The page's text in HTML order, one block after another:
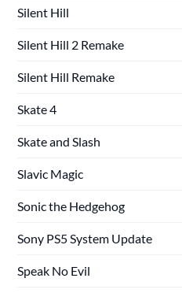
Silent Hill
Silent Hill 2 Remake
Silent Hill Remake
Skate 4
Skate and Slash
Slavic Magic
Sonic the Hedgehog
Sony PS5 System Update
Speak No Evil